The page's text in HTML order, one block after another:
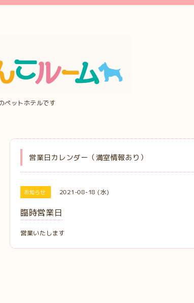
ペットホテルです
営業日カレンダー（満室情報あり）
お知らせ 2021-08-18 (水)
臨時営業日
営業いたします